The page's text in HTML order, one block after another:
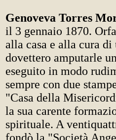
Genoveva Torres
il 3 gennaio 1870.
alla casa e alla cura
dovettero amputarle
eseguito in modo
sempre con due
"Casa della
la sua carente
spirituale. A